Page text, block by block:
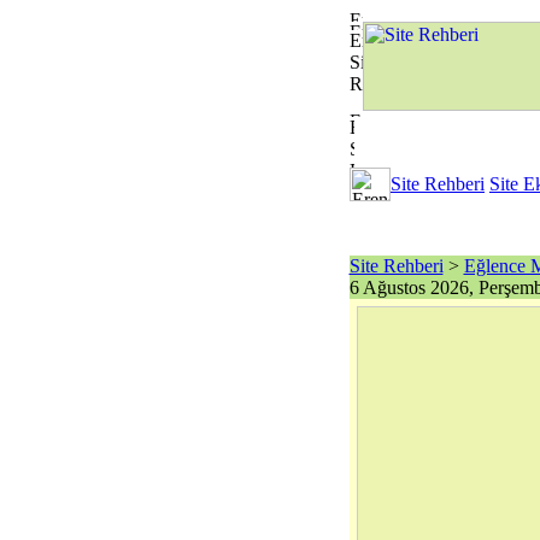
Site Rehberi Site
Site Rehberi > Eğlence
6 Ağustos 2026,